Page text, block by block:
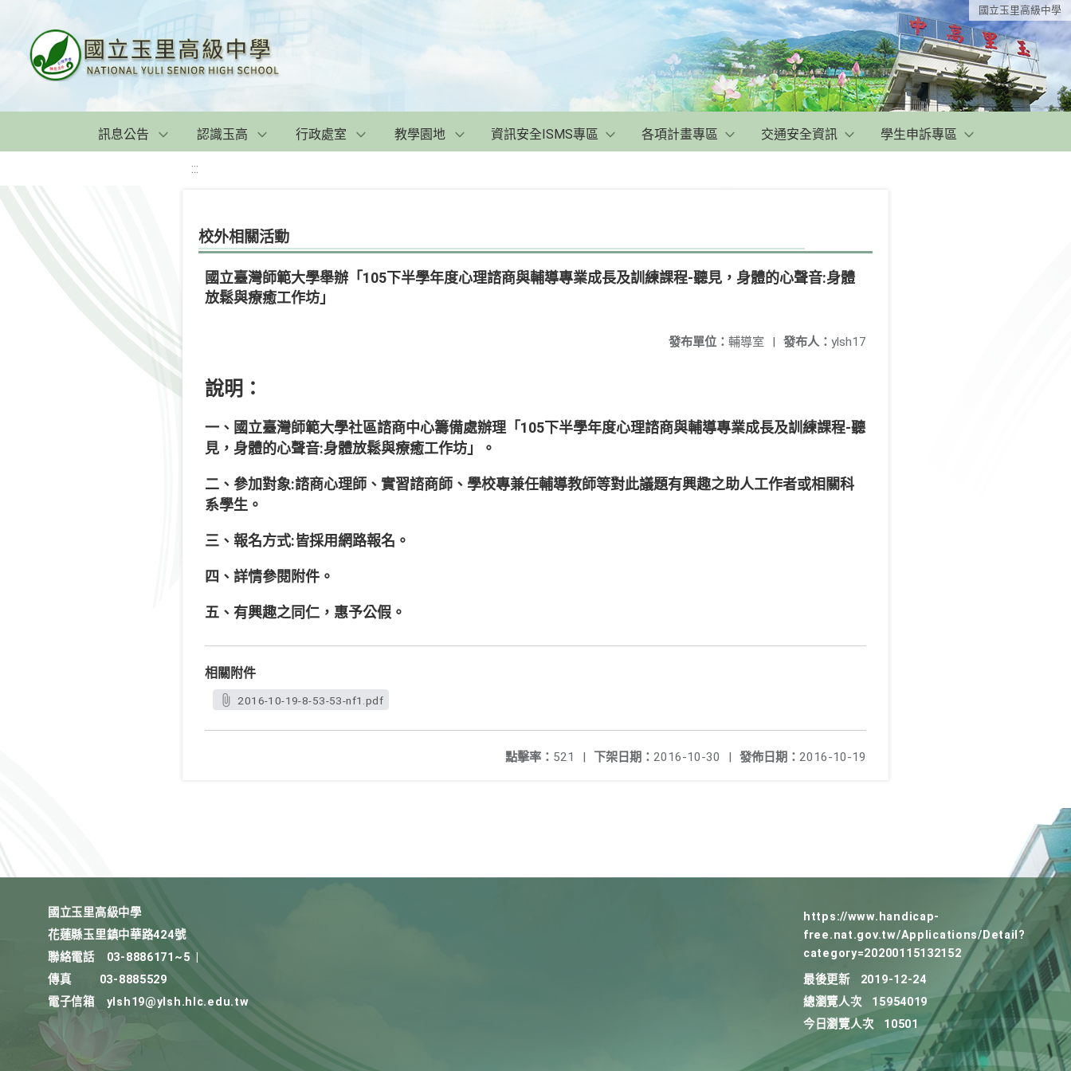
國立玉里高級中學
訊息公告 認識玉高 行政處室 教學園地 資訊安全ISMS專區 各項計畫專區 交通安全資訊 學生申訴專區
:::
校外相關活動
國立臺灣師範大學舉辦「105下半學年度心理諮商與輔導專業成長及訓練課程-聽見，身體的心聲音:身體
放鬆與療癒工作坊」
發布人： ylsh17
發布單位： 輔導室 |
說明：
一、國立臺灣師範大學社區諮商中心籌備處辦理「105下半學年度心理諮商與輔導專業成長及訓練課程-聽
見，身體的心聲音:身體放鬆與療癒工作坊」。
二、參加對象:諮商心理師、實習諮商師、學校專兼任輔導教師等對此議題有興趣之助人工作者或相關科
系學生。
三、報名方式:皆採用網路報名。
四、詳情參閱附件。
五、有興趣之同仁，惠予公假。
相關附件
2016-10-19-8-53-53-nf1.pdf
發佈日期： 2016-10-19
下架日期： 2016-10-30 |
點擊率： 521 |
國立玉里高級中學
花蓮縣玉里鎮中華路424號
聯絡電話
03-8886171~5
傳真
03-8885529
電子信箱
ylsh19@ylsh.hlc.edu.tw
https://www.handicap-
free.nat.gov.tw/Applications/Detail?
category=20200115132152
最後更新
2019-12-24
總瀏覽人次
15954019
今日瀏覽人次
10501